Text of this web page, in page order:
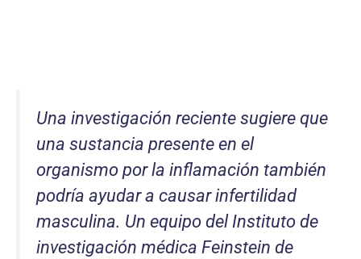
Una investigación reciente sugiere que
una sustancia presente en el
organismo por la inflamación también
podría ayudar a causar infertilidad
masculina. Un equipo del Instituto de
investigación médica Feinstein de